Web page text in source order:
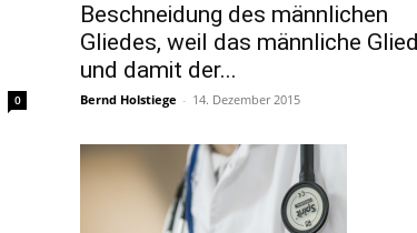
0
Beschneidung des männlichen
Gliedes, weil das männliche Glied
und damit der...
Bernd Holstiege - 14. Dezember 2015